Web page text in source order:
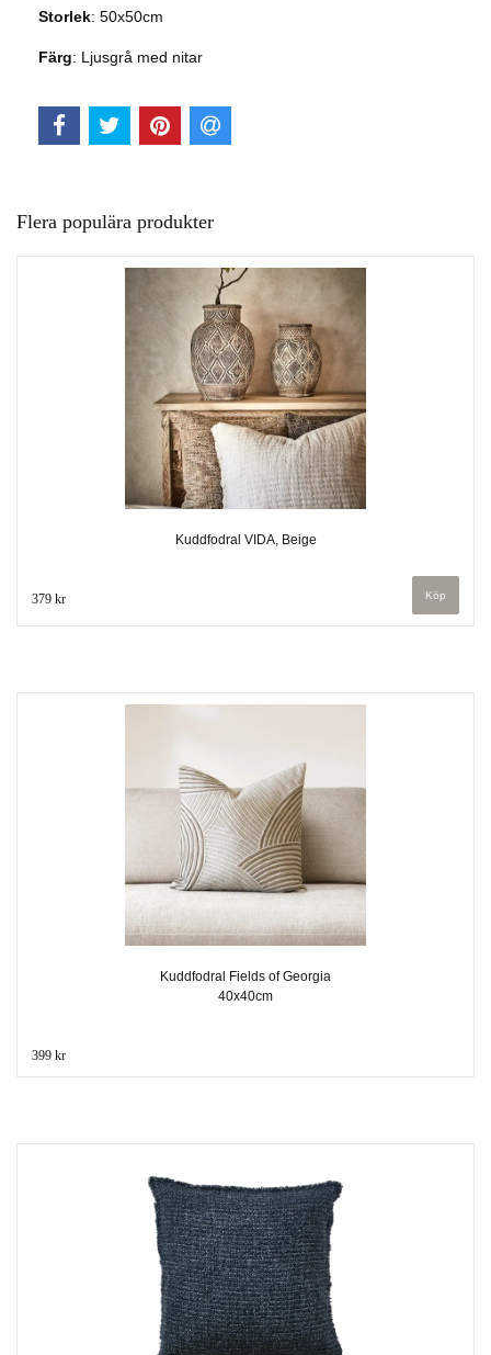
Storlek: 50x50cm
Färg: Ljusgrå med nitar
Flera populära produkter
Kuddfodral VIDA, Beige
379 kr
Kuddfodral Fields of Georgia
40x40cm
399 kr